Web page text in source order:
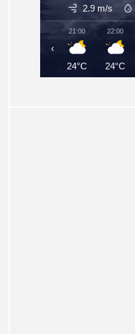
2.9 m/s
21:00
24°C
22:00
24°C
‹